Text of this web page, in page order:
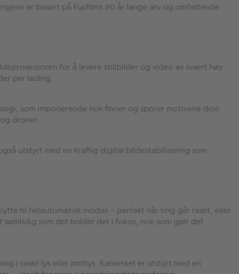
er basert på Fujifilms 90 år lange arv og omfattende
for å levere stillbilder og video av svært høy
per lading.
som imponerende nok finner og sporer motivene dine.
droner.
utstyrt med en kraftig digital bildestabilisering som
til helautomatisk modus – perfekt når ting går raskt, eller
som det holder det i fokus, noe som gjør det
i svakt lys eller motlys. Kameraet er utstyrt med en